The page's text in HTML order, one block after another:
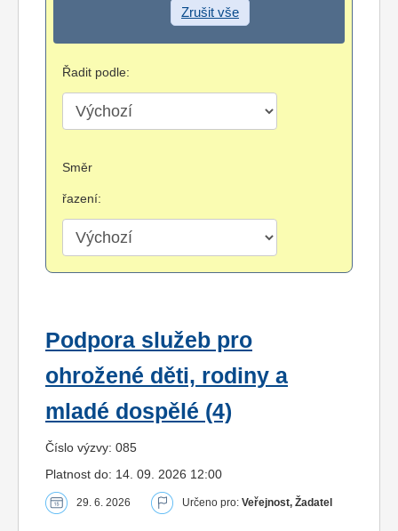
Zrušit vše
Řadit podle:
Směr
řazení:
Podpora služeb pro
ohrožené děti, rodiny a
mladé dospělé (4)
Číslo výzvy: 085
Platnost do: 14. 09. 2026 12:00
29. 6. 2026 Určeno pro: Veřejnost, Žadatel